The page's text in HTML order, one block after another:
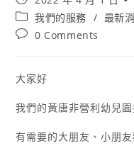
我們的服務 / 最新
0 Comments
大家好
我們的黃唐非營利幼兒
有需要的大朋友、小朋